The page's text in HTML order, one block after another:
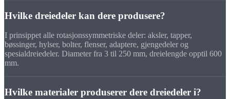
Hvilke dreiedeler kan dere produsere?
I prinsippet alle rotasjonssymmetriske deler: aksler, tapper,
bøssinger, hylser, bolter, flenser, adaptere, gjengedeler og
spesialdreiedeler. Diameter fra 3 til 250 mm, dreielengde opptil 600
mm.
Hvilke materialer produserer dere dreiedeler i?